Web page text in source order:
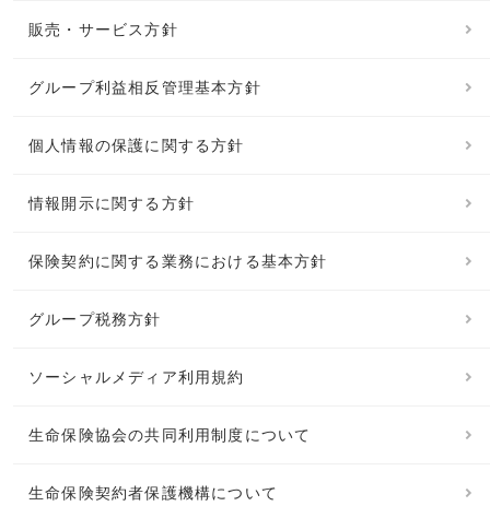
販売・サービス方針
グループ利益相反管理基本方針
個人情報の保護に関する方針
情報開示に関する方針
保険契約に関する業務における基本方針
グループ税務方針
ソーシャルメディア利用規約
生命保険協会の共同利用制度について
生命保険契約者保護機構について